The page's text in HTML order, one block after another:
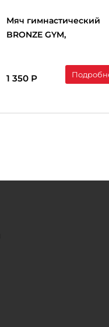
Мяч гимнастический
BRONZE GYM,
1 350 Р